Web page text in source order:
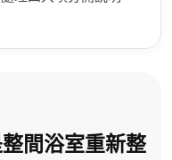
間浴室重新整